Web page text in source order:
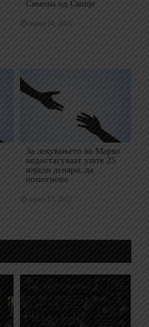
Симона од Скопје
април 24, 2025
За лекувањето на Марко
недостасуваат уште 25
илјади денари, да
помогнеме
април 15, 2025